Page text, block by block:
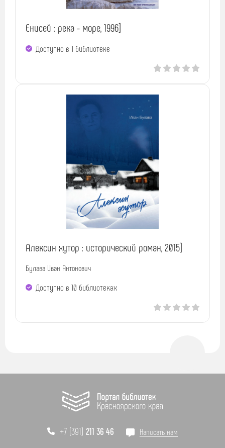
Енисей : река - море, 1996]
Доступно в 1 библиотекe
Алексин хутор : исторический роман, 2015]
Булава Иван Антонович
Доступно в 10 библиотеках
+7 (391) 211 36 46 Написать нам